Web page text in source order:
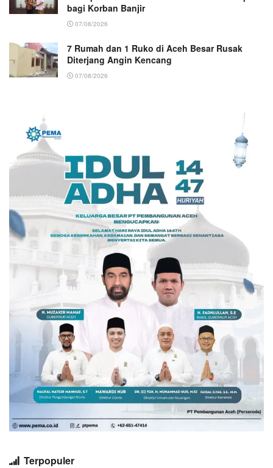
bagi Korban Banjir
07/08/2026
7 Rumah dan 1 Ruko di Aceh Besar Rusak
Diterjang Angin Kencang
07/08/2026
Terpopuler